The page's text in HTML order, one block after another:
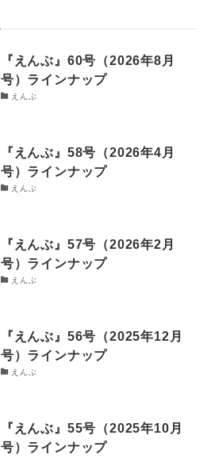
『えんぶ』60号（2026年8月
号）ラインナップ
えんぶ
『えんぶ』58号（2026年4月
号）ラインナップ
えんぶ
『えんぶ』57号（2026年2月
号）ラインナップ
えんぶ
『えんぶ』56号（2025年12月
号）ラインナップ
えんぶ
『えんぶ』55号（2025年10月
号）ラインナップ